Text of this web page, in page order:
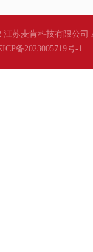
苏麦肯科技有限公司
ICP备2023005719号-1